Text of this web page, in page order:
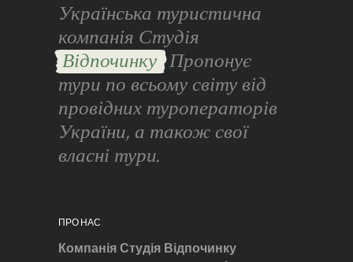
Українська туристична
компанія Студія
Відпочинку Пропонує
тури по всьому світу від
провідних туроператорів
України, а також свої
власні тури.
ПРО НАС
Компанія Студія Відпочинку